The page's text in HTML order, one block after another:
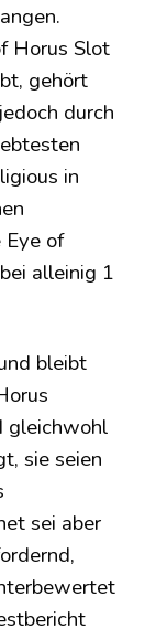
Horus Slot
gehört
durch
in
of
alleinig 1
bleibt
gleichwohl
sie seien
sei aber